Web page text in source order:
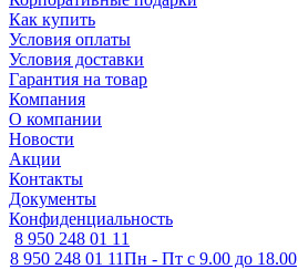
Как купить
Условия оплаты
Условия доставки
Гарантия на товар
Компания
О компании
Новости
Акции
Контакты
Документы
Конфиденциальность
8 950 248 01 11
8 950 248 01 11Пн - Пт с 9.00 до 18.00